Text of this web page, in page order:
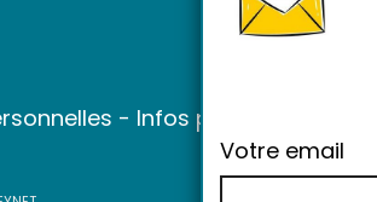
- Infos pratiques
Votre email